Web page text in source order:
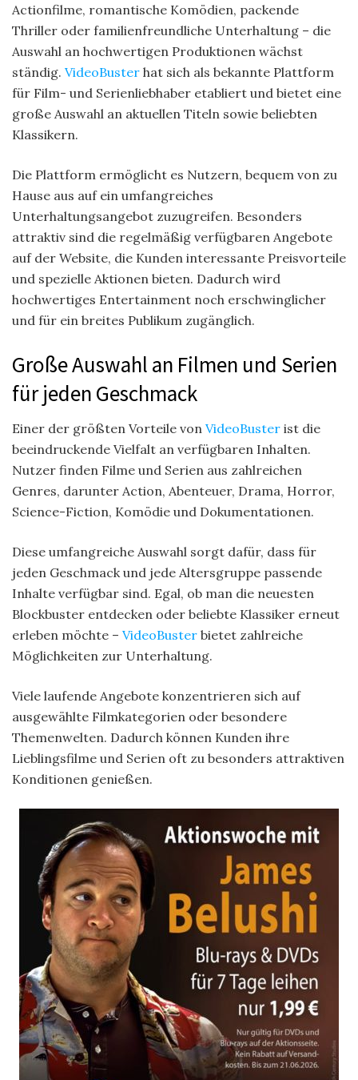
Actionfilme, romantische Komödien, packende
Thriller oder familienfreundliche Unterhaltung – die
Auswahl an hochwertigen Produktionen wächst
ständig. VideoBuster hat sich als bekannte Plattform
für Film- und Serienliebhaber etabliert und bietet eine
große Auswahl an aktuellen Titeln sowie beliebten
Klassikern.
Die Plattform ermöglicht es Nutzern, bequem von zu
Hause aus auf ein umfangreiches
Unterhaltungsangebot zuzugreifen. Besonders
attraktiv sind die regelmäßig verfügbaren Angebote
auf der Website, die Kunden interessante Preisvorteile
und spezielle Aktionen bieten. Dadurch wird
hochwertiges Entertainment noch erschwinglicher
und für ein breites Publikum zugänglich.
Große Auswahl an Filmen und Serien
für jeden Geschmack
Einer der größten Vorteile von VideoBuster ist die
beeindruckende Vielfalt an verfügbaren Inhalten.
Nutzer finden Filme und Serien aus zahlreichen
Genres, darunter Action, Abenteuer, Drama, Horror,
Science-Fiction, Komödie und Dokumentationen.
Diese umfangreiche Auswahl sorgt dafür, dass für
jeden Geschmack und jede Altersgruppe passende
Inhalte verfügbar sind. Egal, ob man die neuesten
Blockbuster entdecken oder beliebte Klassiker erneut
erleben möchte – VideoBuster bietet zahlreiche
Möglichkeiten zur Unterhaltung.
Viele laufende Angebote konzentrieren sich auf
ausgewählte Filmkategorien oder besondere
Themenwelten. Dadurch können Kunden ihre
Lieblingsfilme und Serien oft zu besonders attraktiven
Konditionen genießen.